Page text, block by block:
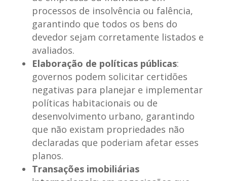
processos de insolvência ou falência,
garantindo que todos os bens do
devedor sejam corretamente listados e
avaliados.
Elaboração de políticas públicas:
governos podem solicitar certidões
negativas para planejar e implementar
políticas habitacionais ou de
desenvolvimento urbano, garantindo
que não existam propriedades não
declaradas que poderiam afetar esses
planos.
Transações imobiliárias